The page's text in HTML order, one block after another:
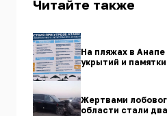
Читайте также
На пляжах в Анапе
укрытий и
Жертвами
области стали